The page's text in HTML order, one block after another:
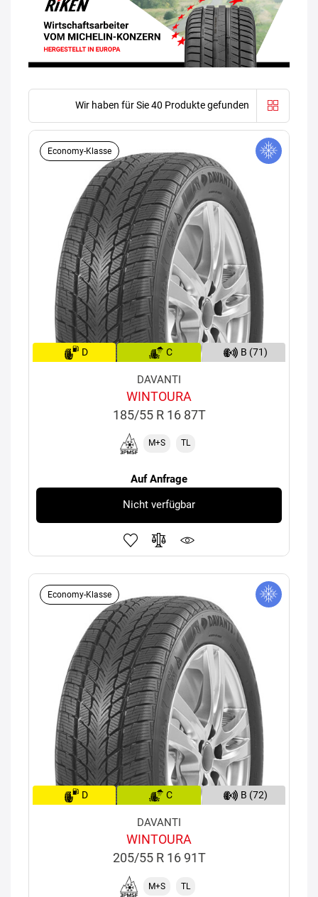
Wir haben für Sie 40 Produkte gefunden
Economy-Klasse
D C B (71)
DAVANTI
WINTOURA
185/55 R 16 87T
M+S TL
Auf Anfrage
Nicht verfügbar
Economy-Klasse
D C B (72)
DAVANTI
WINTOURA
205/55 R 16 91T
M+S TL